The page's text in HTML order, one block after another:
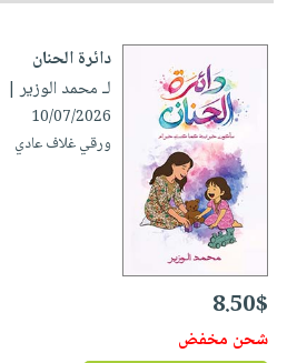
دائرة الحنان
لـ محمد الوزير
10/07/2026
ورقي غلاف عادي
8.50$
شحن مخفض